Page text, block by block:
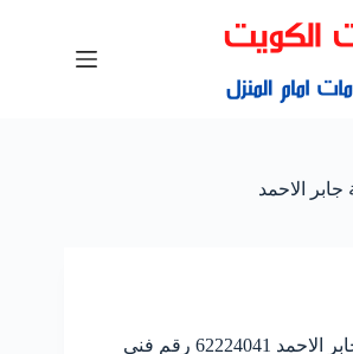
الاحمد
فني تكييف مدينة جابر الاحمد 62224041 رقم فني